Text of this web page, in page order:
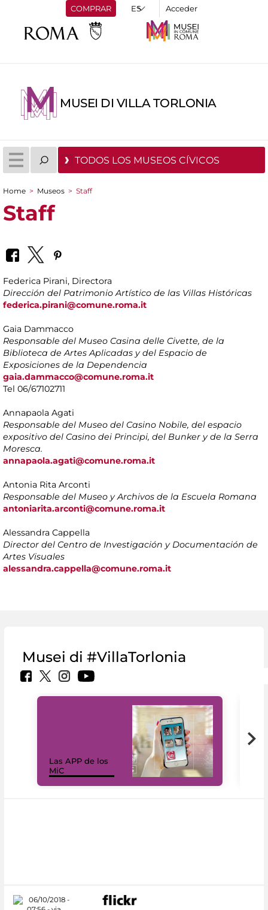
COMPRAR Acceder
MUSEI DI VILLA TORLONIA
TODOS LOS MUSEOS CÍVICOS
You are here
Home > Museos > Staff
Staff
Federica Pirani, Directora
Dirección del Patrimonio Artístico de las Villas Históricas
federica.pirani@comune.roma.it
Gaia Dammacco
Responsable del Museo Casina delle Civette, de la
Biblioteca de Artes Aplicadas y del Espacio de
Exposiciones de la Dependencia
gaia.dammacco@comune.roma.it
Tel 06/67102711
Annapaola Agati
Responsable del Museo del Casino Nobile, del espacio
expositivo del Casino dei Principi, del Bunker y de la Serra
Moresca.
annapaola.agati@comune.roma.it
Antonia Rita Arconti
Responsable del Museo y Archivos de la Escuela Romana
antoniarita.arconti@comune.roma.it
Alessandra Cappella
Director del Centro de Investigación y Documentación de
Artes Visuales
alessandra.cappella@comune.roma.it
Musei di #VillaTorlonia
Las APP de los
MiC